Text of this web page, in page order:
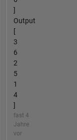
]
Output
[
3
6
2
5
1
4
]
fast 4
Jahre
vor